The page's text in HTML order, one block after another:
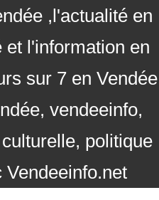
,l'actualité en
et l'information en
sur 7 en Vendée
vendeeinfo,
politique
Vendeeinfo.net